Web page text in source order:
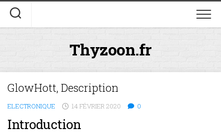
Skip
content
Thyzoon.fr
GlowHott, Description
ELECTRONIQUE 14 FÉVRIER 2020 0
Introduction